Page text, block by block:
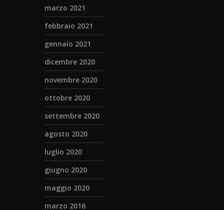
marzo 2021
febbraio 2021
gennaio 2021
dicembre 2020
novembre 2020
ottobre 2020
settembre 2020
agosto 2020
luglio 2020
giugno 2020
maggio 2020
marzo 2016